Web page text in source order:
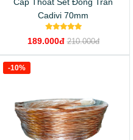
Cadivi 70mm
189.000đ 210.000đ
-10%